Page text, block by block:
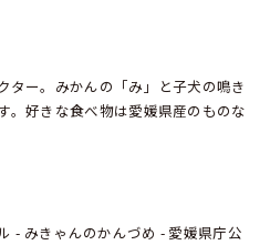
ター。みかんの「み」と子犬の鳴き
。好きな食べ物は愛媛県産のものな
- みきゃんのかんづめ - 愛媛県庁公